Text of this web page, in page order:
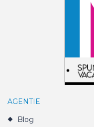
AGENTIE
Blog